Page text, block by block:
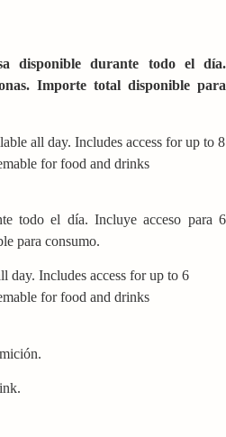
disponible durante todo el día.
Importe total disponible para
all day. Includes access for up to 8
for food and drinks
todo el día. Incluye acceso para 6
para consumo.
day. Includes access for up to 6
for food and drinks